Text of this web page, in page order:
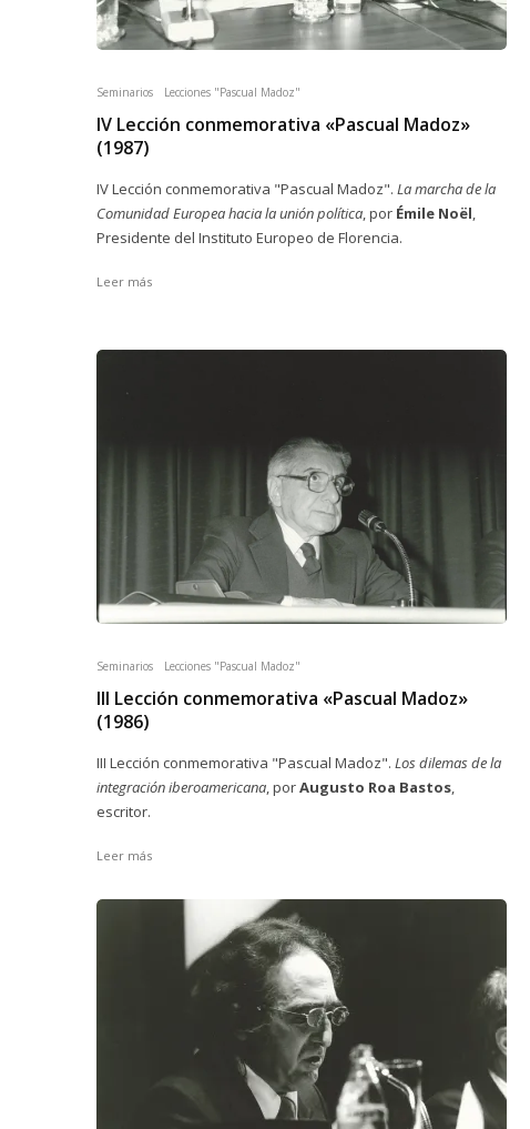
Seminarios Lecciones "Pascual Madoz"
IV Lección conmemorativa «Pascual Madoz»
(1987)
IV Lección conmemorativa "Pascual Madoz". La marcha de la
Comunidad Europea hacia la unión política, por Émile Noël,
Presidente del Instituto Europeo de Florencia.
Leer más
Seminarios Lecciones "Pascual Madoz"
III Lección conmemorativa «Pascual Madoz»
(1986)
III Lección conmemorativa "Pascual Madoz". Los dilemas de la
integración iberoamericana, porAugusto Roa Bastos,
escritor.
Leer más